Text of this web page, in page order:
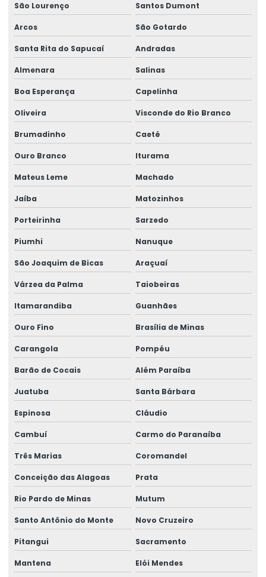
São Lourenço Santos Dumont
Arcos São Gotardo
Santa Rita do Sapucaí Andradas
Almenara Salinas
Boa Esperança Capelinha
Oliveira Visconde do Rio Branco
Brumadinho Caeté
Ouro Branco Iturama
Mateus Leme Machado
Jaíba Matozinhos
Porteirinha Sarzedo
Piumhi Nanuque
São Joaquim de Bicas Araçuaí
Várzea da Palma Taiobeiras
Itamarandiba Guanhães
Ouro Fino Brasília de Minas
Carangola Pompéu
Barão de Cocais Além Paraíba
Juatuba Santa Bárbara
Espinosa Cláudio
Cambuí Carmo do Paranaíba
Três Marias Coromandel
Conceição das Alagoas Prata
Rio Pardo de Minas Mutum
Santo Antônio do Monte Novo Cruzeiro
Pitangui Sacramento
Mantena Elói Mendes